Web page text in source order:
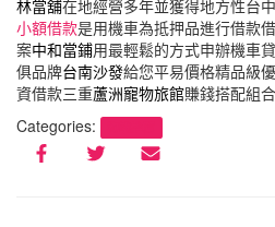
林當舖在地經營多年並獲得地方性台
小額借款是用機車為抵押品進行借款
案中和當鋪用最輕鬆的方式申辦機車
俱品牌台南沙發給您平易價格精品級
資借款三重蘆洲寵物旅館賺錢搭配組
Categories: